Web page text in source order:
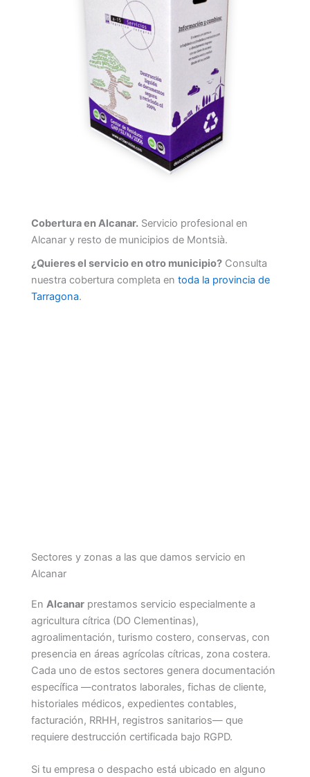
Cobertura en Alcanar. Servicio profesional en
Alcanar y resto de municipios de Montsià.
¿Quieres el servicio en otro municipio? Consulta
nuestra cobertura completa en toda la provincia de
Tarragona.
Sectores y zonas a las que damos servicio en
Alcanar
En Alcanar prestamos servicio especialmente a
agricultura cítrica (DO Clementinas),
agroalimentación, turismo costero, conservas, con
presencia en áreas agrícolas cítricas, zona costera.
Cada uno de estos sectores genera documentación
específica —contratos laborales, fichas de cliente,
historiales médicos, expedientes contables,
facturación, RRHH, registros sanitarios— que
requiere destrucción certificada bajo RGPD.
Si tu empresa o despacho está ubicado en alguno